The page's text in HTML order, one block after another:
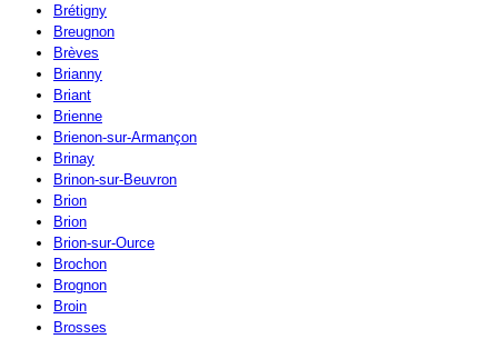
Brétigny
Breugnon
Brèves
Brianny
Briant
Brienne
Brienon-sur-Armançon
Brinay
Brinon-sur-Beuvron
Brion
Brion
Brion-sur-Ource
Brochon
Brognon
Broin
Brosses